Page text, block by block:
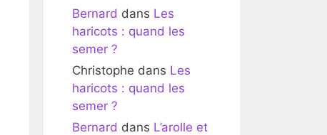
Bernard dans Les
haricots : quand les
semer ?
Christophe dans Les
haricots : quand les
semer ?
Bernard dans L’arolle et